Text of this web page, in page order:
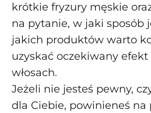
krótkie fryzury męskie
na pytanie, w jaki sposób
jakich produktów warto
uzyskać oczekiwany
włosach.
Jeżeli nie jesteś pewny,
dla Ciebie, powinieneś na